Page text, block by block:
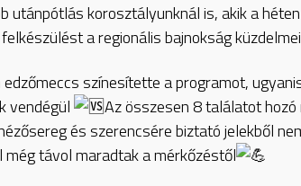
utánpótlás korosztályunknál is, akik a
a regionális bajnokság
színesítette a programot,
vendégül
Az összesen 8 találatot
és szerencsére biztató jelekből
távol maradtak a mérkőzéstől